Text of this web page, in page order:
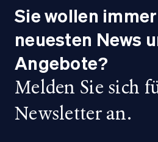
Nein
Herstellergarantie
Sie wollen
neuesten News
Angebote?
Melden Sie sich
Newsletter an.